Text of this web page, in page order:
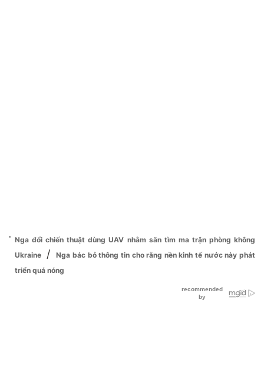
Nga đổi chiến thuật dùng UAV nhằm săn tìm ma trận phòng không
Ukraine
/
Nga bác bỏ thông tin cho rằng nền kinh tế nước này phát
triển quá nóng